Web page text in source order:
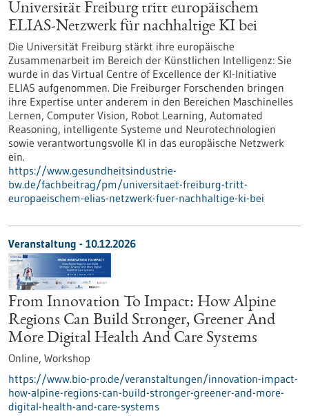
Universität Freiburg tritt europäischem
ELIAS-Netzwerk für nachhaltige KI bei
Die Universität Freiburg stärkt ihre europäische
Zusammenarbeit im Bereich der Künstlichen Intelligenz: Sie
wurde in das Virtual Centre of Excellence der KI-Initiative
ELIAS aufgenommen. Die Freiburger Forschenden bringen
ihre Expertise unter anderem in den Bereichen Maschinelles
Lernen, Computer Vision, Robot Learning, Automated
Reasoning, intelligente Systeme und Neurotechnologien
sowie verantwortungsvolle KI in das europäische Netzwerk
ein.
https://www.gesundheitsindustrie-
bw.de/fachbeitrag/pm/universitaet-freiburg-tritt-
europaeischem-elias-netzwerk-fuer-nachhaltige-ki-bei
Veranstaltung - 10.12.2026
From Innovation To Impact: How Alpine
Regions Can Build Stronger, Greener And
More Digital Health And Care Systems
Online, Workshop
https://www.bio-pro.de/veranstaltungen/innovation-impact-
how-alpine-regions-can-build-stronger-greener-and-more-
digital-health-and-care-systems